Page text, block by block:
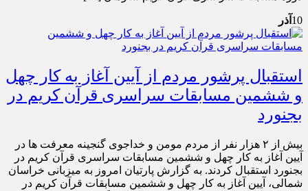
10 آذر
استقبال پرشور مردم از آیین آغاز به کار چهل
و ششمین مسابقات سراسری قرآن کریم در
بجنورد
بیش از ۲ هزار نفر از مردم مومن و خداجوی گنجینه معرفت ها در
آیین آغاز به کار چهل و ششمین مسابقات سراسری قرآن کریم در
بجنورد استقبال کردند. به گزارش پارتیان امروز به میزبانی خراسان
شمالی، آیین آغاز به کار چهل و ششمین مسابقات قرآن کریم در